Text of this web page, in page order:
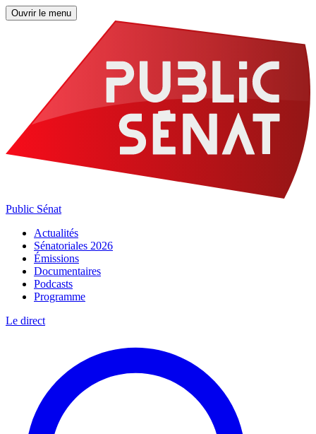
Ouvrir le menu
Public Sénat
Actualités
Sénatoriales 2026
Émissions
Documentaires
Podcasts
Programme
Le direct